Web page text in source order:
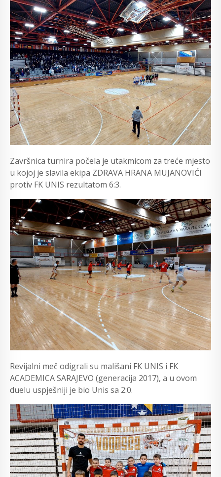
Završnica turnira počela je utakmicom za treće mjesto
u kojoj je slavila ekipa ZDRAVA HRANA MUJANOVIĆI
protiv FK UNIS rezultatom 6:3.
Revijalni meč odigrali su mališani FK UNIS i FK
ACADEMICA SARAJEVO (generacija 2017), a u ovom
duelu uspješniji je bio Unis sa 2:0.